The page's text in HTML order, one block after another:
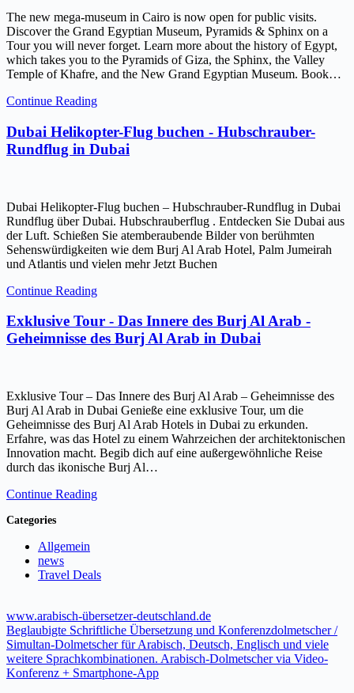
The new mega-museum in Cairo is now open for public visits.
Discover the Grand Egyptian Museum, Pyramids & Sphinx on a
Tour you will never forget. Learn more about the history of Egypt,
which takes you to the Pyramids of Giza, the Sphinx, the Valley
Temple of Khafre, and the New Grand Egyptian Museum. Book…
Continue Reading
Dubai Helikopter-Flug buchen - Hubschrauber-
Rundflug in Dubai
Dubai Helikopter-Flug buchen – Hubschrauber-Rundflug in Dubai
Rundflug über Dubai. Hubschrauberflug . Entdecken Sie Dubai aus
der Luft. Schießen Sie atemberaubende Bilder von berühmten
Sehenswürdigkeiten wie dem Burj Al Arab Hotel, Palm Jumeirah
und Atlantis und vielen mehr Jetzt Buchen
Continue Reading
Exklusive Tour - Das Innere des Burj Al Arab -
Geheimnisse des Burj Al Arab in Dubai
Exklusive Tour – Das Innere des Burj Al Arab – Geheimnisse des
Burj Al Arab in Dubai Genieße eine exklusive Tour, um die
Geheimnisse des Burj Al Arab Hotels in Dubai zu erkunden.
Erfahre, was das Hotel zu einem Wahrzeichen der architektonischen
Innovation macht. Begib dich auf eine außergewöhnliche Reise
durch das ikonische Burj Al…
Continue Reading
Categories
Allgemein
news
Travel Deals
www.arabisch-übersetzer-deutschland.de
Beglaubigte Schriftliche Übersetzung und Konferenzdolmetscher /
Simultan-Dolmetscher für Arabisch, Deutsch, Englisch und viele
weitere Sprachkombinationen. Arabisch-Dolmetscher via Video-
Konferenz + Smartphone-App